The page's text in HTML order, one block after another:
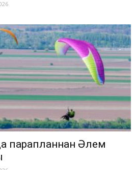
парапланнан Әлем